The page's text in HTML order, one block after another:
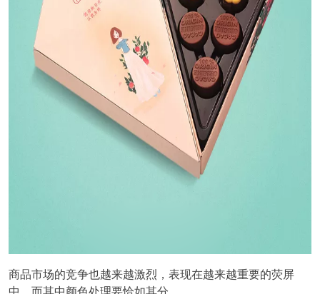
商品市场的竞争也越来越激烈，表现在越来越重要的荧屏